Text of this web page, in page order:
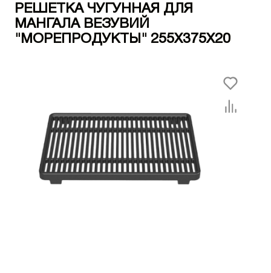
РЕШЕТКА ЧУГУННАЯ ДЛЯ
МАНГАЛА ВЕЗУВИЙ
"МОРЕПРОДУКТЫ" 255Х375Х20